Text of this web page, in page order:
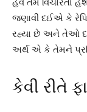
હવે તમે વિચારતા
જણાવી દઈએ કે
રહ્યા છે અને તેઓ
અર્થ એ કે તેમને
કેવી રીતે